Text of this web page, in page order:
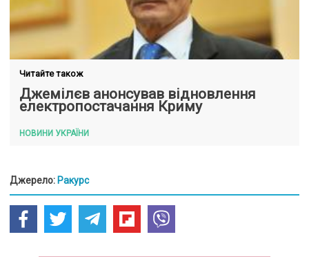
Читайте також
Джемілєв анонсував відновлення
електропостачання Криму
НОВИНИ УКРАЇНИ
Джерело: Ракурс